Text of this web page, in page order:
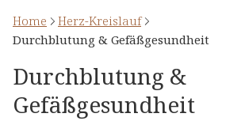
Home
Herz-Kreislauf
Durchblutung & Gefäßgesundheit
Durchblutung &
Gefäßgesundheit